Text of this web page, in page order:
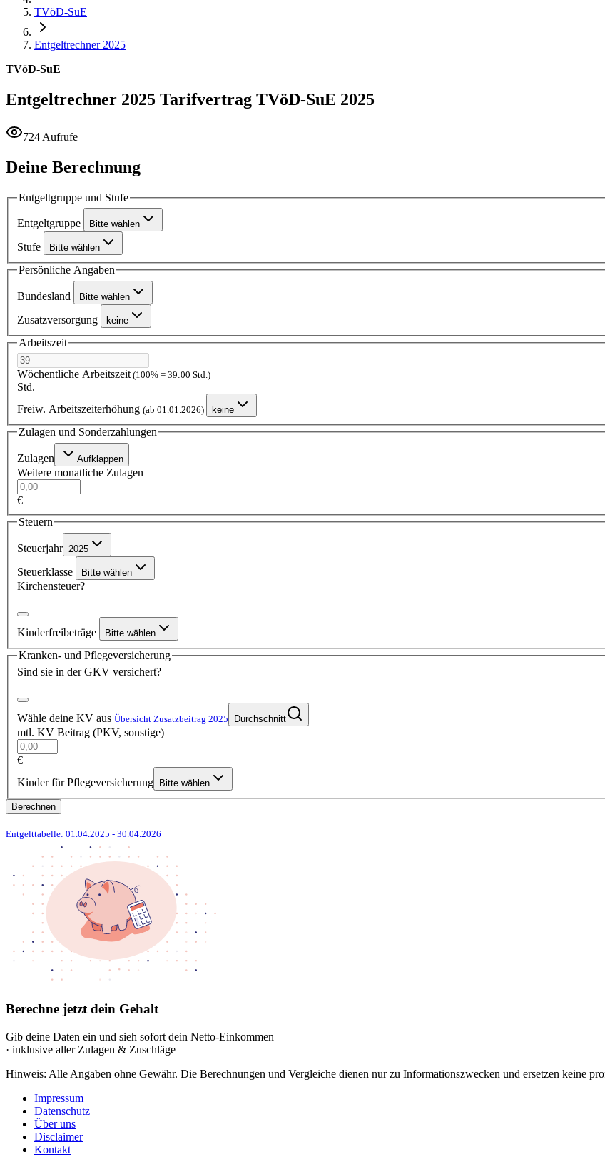
TVöD-SuE
Entgeltrechner 2025
TVöD-SuE
Entgeltrechner 2025 Tarifvertrag TVöD-SuE 2025
724 Aufrufe
Deine Berechnung
Entgeltgruppe und Stufe
Entgeltgruppe Bitte wählen
Stufe Bitte wählen
Persönliche Angaben
Bundesland Bitte wählen
Zusatzversorgung keine
Arbeitszeit
Wöchentliche Arbeitszeit(100% = 39:00 Std.)
Std.
Freiw. Arbeitszeiterhöhung (ab 01.01.2026) keine
Zulagen und Sonderzahlungen
Zulagen Aufklappen
Weitere monatliche Zulagen
€
Steuern
Steuerjahr 2025
Steuerklasse Bitte wählen
Kirchensteuer?
Kinderfreibeträge Bitte wählen
Kranken- und Pflegeversicherung
Sind sie in der GKV versichert?
Wähle deine KV aus Übersicht Zusatzbeitrag 2025 Durchschnitt
mtl. KV Beitrag (PKV, sonstige)
€
Kinder für Pflegeversicherung
Bitte wählen
Berechnen
Entgelttabelle: 01.04.2025 - 30.04.2026
Berechne jetzt dein Gehalt
Gib deine Daten ein und sieh sofort dein Netto-Einkommen
· inklusive aller Zulagen & Zuschläge
Hinweis: Alle Angaben ohne Gewähr. Die Berechnungen und Vergleiche dienen nur zu Informationszwecken und ersetzen keine
Impressum
Datenschutz
Über uns
Disclaimer
Kontakt